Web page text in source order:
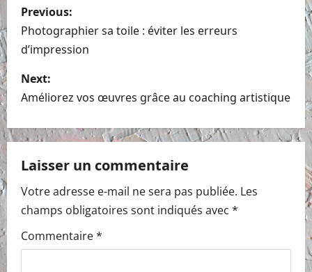
P
o
t
n
v
i
g
Previous:
Photographier sa toile : éviter les erreurs
d’impression
Next:
Améliorez vos œuvres grâce au coaching artistique
Laisser un commentaire
Votre adresse e-mail ne sera pas publiée. Les
champs obligatoires sont indiqués avec *
Commentaire*